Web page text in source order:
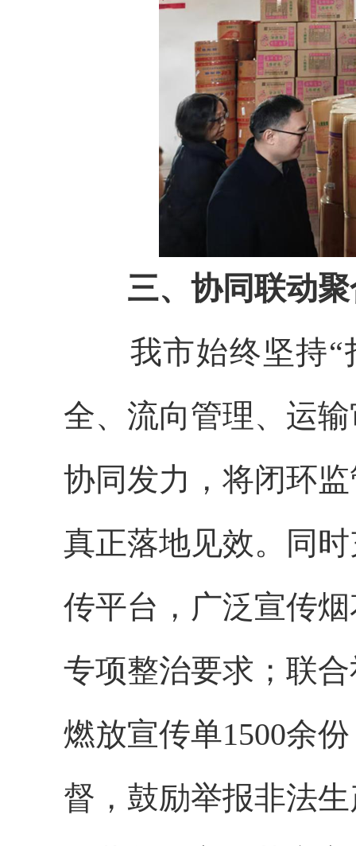
三、协同联动聚
我市始终坚持“
全、流向管理、运
协同发力，将闭环
真正落地见效。同
传平台，广泛宣传
专项整治要求；联
燃放宣传单1500余
督，鼓励举报非法